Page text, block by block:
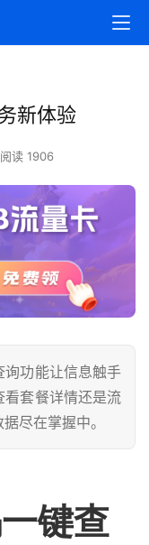
新体验
阅读 1906
询功能让信息触手
看套餐详情还是流
尽在掌握中。
键查